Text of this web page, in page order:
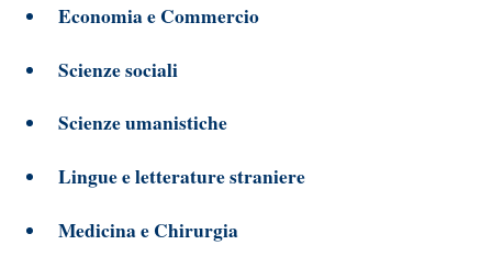
Economia e Commercio
Scienze sociali
Scienze umanistiche
Lingue e letterature straniere
Medicina e Chirurgia